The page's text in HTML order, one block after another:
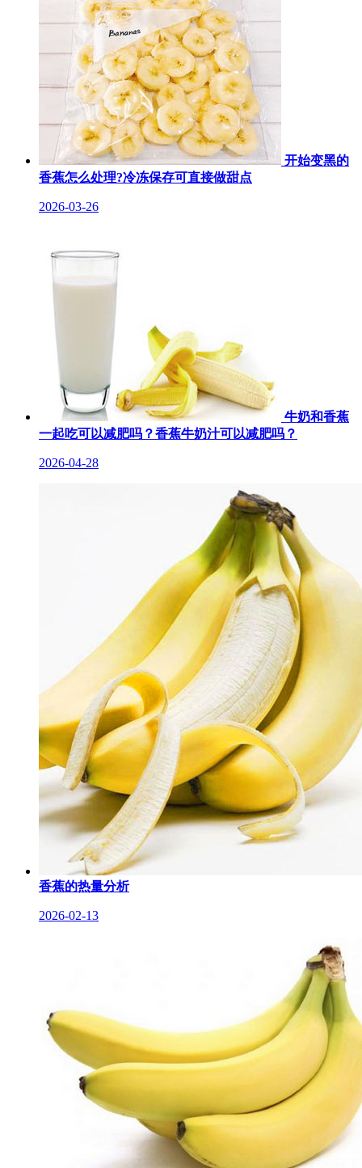
开始变黑的
香蕉怎么处理?冷冻保存可直接做甜点
2026-03-26
牛奶和香蕉
一起吃可以减肥吗？香蕉牛奶汁可以减肥吗？
2026-04-28
香蕉的热量分析
2026-02-13